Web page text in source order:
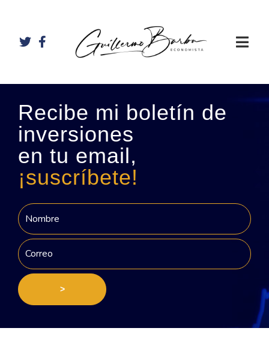
Recibe mi boletín de
inversiones
en tu email,
¡suscríbete!
>